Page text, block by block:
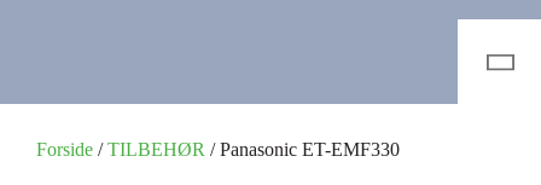
Forside /TILBEHØR / Panasonic ET-EMF330